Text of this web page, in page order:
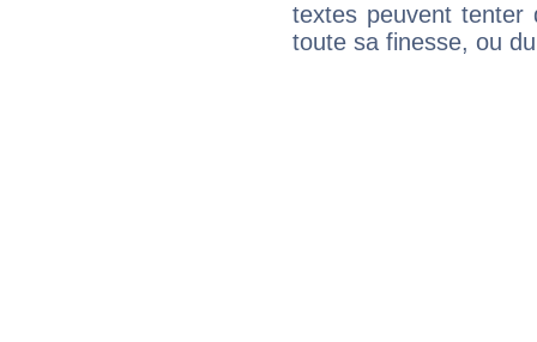
textes peuvent tenter
toute sa finesse, ou